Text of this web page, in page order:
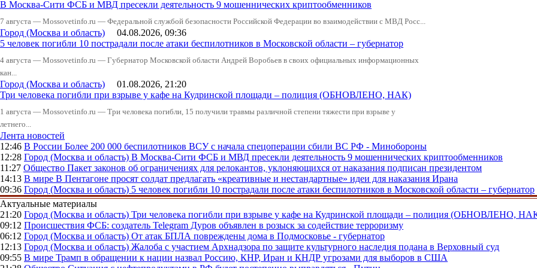
В Москва-Сити ФСБ и МВД пресекли деятельность 9 мошеннических криптообменников
7 августа — Mossovetinfo.ru — Федеральной службой безопасности Российской Федерации во взаимодействии с МВД Росс...
Город (Москва и область) 04.08.2026, 09:36
5 человек погибли 10 пострадали после атаки беспилотников в Московской области – губернатор
4 августа — Mossovetinfo.ru — Губернатор Московской области Андрей Воробьев в своих официальных информационных
кан...
Город (Москва и область) 01.08.2026, 21:20
Три человека погибли при взрыве у кафе на Кудринской площади – полиция (ОБНОВЛЕНО, НАК)
1 августа — Mossovetinfo.ru — Три человека погибли, 15 получили травмы различной степени тяжести при взрыве у
летнего...
Лента новостей
12:46 В России Более 200 000 беспилотников ВСУ с начала спецоперации сбили ВС РФ - Минобороны
12:28 Город (Москва и область) В Москва-Сити ФСБ и МВД пресекли деятельность 9 мошеннических криптообменников
11:27 Общество Пакет законов об ограничениях для релокантов, уклоняющихся от наказания подписан президентом
14:13 В мире В Пентагоне просят солдат предлагать «креативные и нестандартные» идеи для наказания Ирана
09:36 Город (Москва и область) 5 человек погибли 10 пострадали после атаки беспилотников в Московской области – губернатор
Актуальные материалы
21:20 Город (Москва и область) Три человека погибли при взрыве у кафе на Кудринской площади – полиция (ОБНОВЛЕНО,
09:12 Происшествия ФСБ: создатель Telegram Дуров объявлен в розыск за содействие терроризму
06:12 Город (Москва и область) От атак БПЛА повреждены дома в Подмосковье - губернатор
12:13 Город (Москва и область) Жалоба с участием Архнадзора по защите культурного наследия подана в Верховный суд
09:55 В мире Трамп в обращении к нации назвал Россию, КНР, Иран и КНДР угрозами для выборов в США